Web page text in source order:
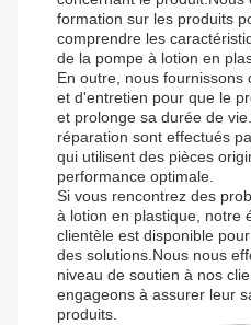
formation sur les produits
comprendre les
de la pompe à lotion en
En outre, nous fournissons
et d'entretien pour que le
et prolonge sa durée de
réparation sont effectués
qui utilisent des pièces
performance optimale.
Si vous rencontrez des
à lotion en plastique, notre
clientèle est disponible
des solutions.Nous nous
niveau de soutien à nos
engageons à assurer leur
produits.